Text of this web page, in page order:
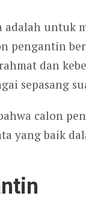
untuk
pengantin
dan
sepasang
calon
yang baik